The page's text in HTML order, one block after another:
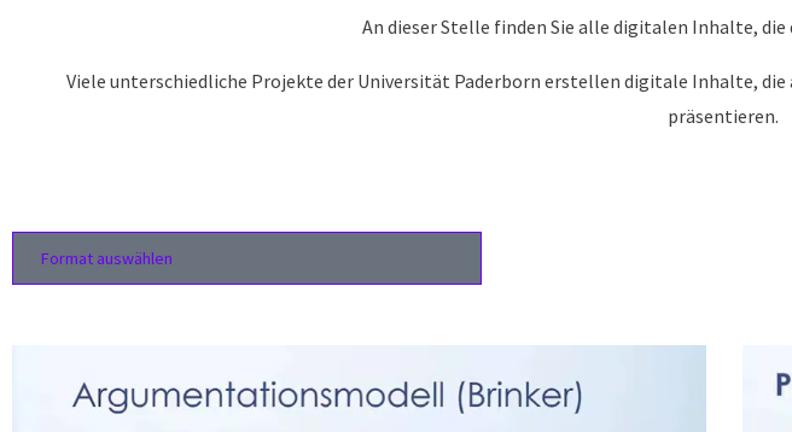
An dieser Stelle finden Sie alle digitalen Inhalte,
Viele unterschiedliche Projekte der Universität Paderborn erstellen digitale Inhalte,
präsentieren.